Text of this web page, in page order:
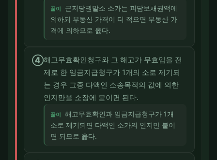
풀이
근저당권말소 소가는 피담보채권액에
의하되 부동산 가격이 더 적으면 부동산 가
격에 의하므로 옳다.
④해고무효확인청구와 그 해고가 무효임을 전
제로 한 임금지급청구가 1개의 소로 제기되
는 경우 그중 다액인 소송목적의 값에 의한
인지만을 소장에 붙이면 된다.
풀이
해고무효확인과 임금지급청구가 1개
소로 제기되면 다액인 소가의 인지만 붙이
면 되므로 옳다.